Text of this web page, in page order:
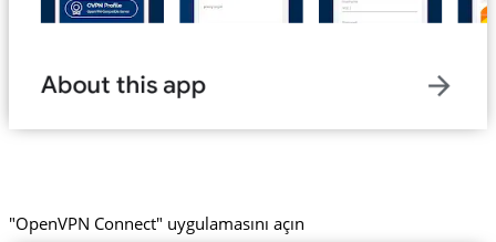
"OpenVPN Connect" uygulamasını açın